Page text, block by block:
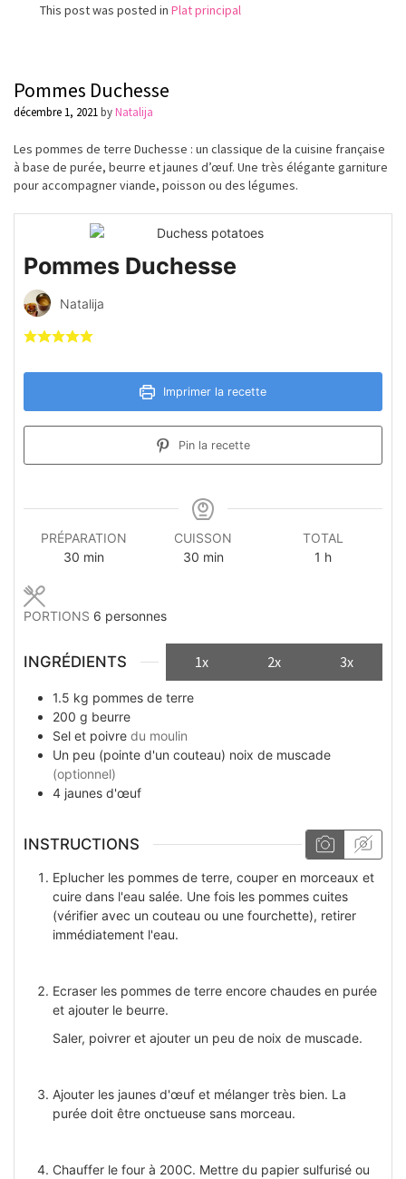
This post was posted in Plat principal
Pommes Duchesse
décembre 1, 2021byNatalija
Les pommes de terre Duchesse : un classique de la cuisine française
à base de purée, beurre et jaunes d’œuf. Une très élégante garniture
pour accompagner viande, poisson ou des légumes.
Pommes Duchesse
Natalija
Imprimer la recette
Pin la recette
PRÉPARATION
30minutes
min
CUISSON
30minutes
min
TOTAL
1 heure
h
PORTIONS 6 personnes
INGRÉDIENTS 1x 2x 3x
1.5 kg pommes de terre
200 g beurre
Sel et poivre du moulin
Un peu (pointe d'un couteau) noix de muscade
(optionnel)
4 jaunes d'œuf
INSTRUCTIONS
Eplucher les pommes de terre, couper en morceaux et
cuire dans l'eau salée. Une fois les pommes cuites
(vérifier avec un couteau ou une fourchette), retirer
immédiatement l'eau.
Ecraser les pommes de terre encore chaudes en purée
et ajouter le beurre.
Saler, poivrer et ajouter un peu de noix de muscade.
Ajouter les jaunes d'œuf et mélanger très bien. La
purée doit être onctueuse sans morceau.
Chauffer le four à 200C. Mettre du papier sulfurisé ou